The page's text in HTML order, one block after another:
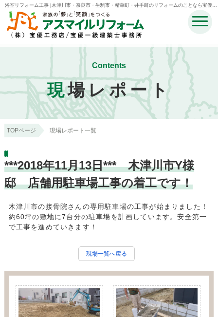
浴室リフォーム工事 |木津川市・奈良市・生駒市・精華町・井手町のリフォームのことなら宝優工
務店アスマイルリフォーム
Contents
現場レポート
TOPページ 現場レポート一覧
***2018年11月13日*** 木津川市Y様
邸 店舗用駐車場工事の着工です！
木津川市の接骨院さんの専用駐車場の工事が始まりました！
約60坪の敷地に7台分の駐車場を計画しています。安全第一
で工事を進めていきます！
現場一覧へ戻る